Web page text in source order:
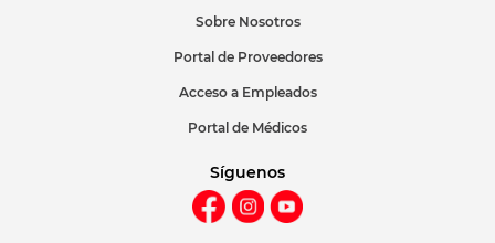
Sobre Nosotros
Portal de Proveedores
Acceso a Empleados
Portal de Médicos
Síguenos